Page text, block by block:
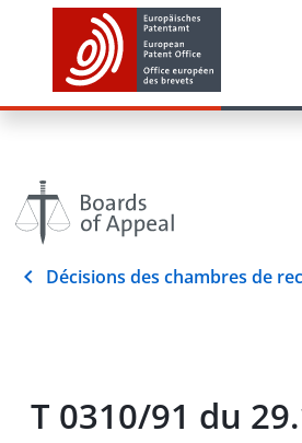
Décisions des chambres de
T 0310/91 du